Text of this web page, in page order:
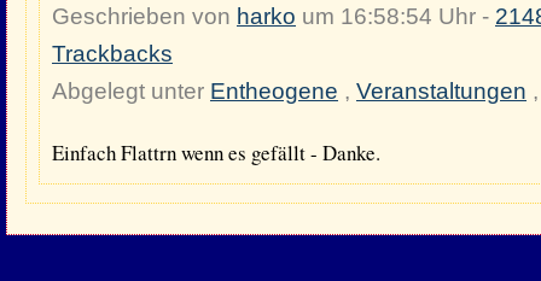
Geschrieben von harko um 16:58:54 Uhr -
Trackbacks
Abgelegt unter Entheogene , Veranstaltungen
Einfach Flattrn wenn es gefällt - Danke.